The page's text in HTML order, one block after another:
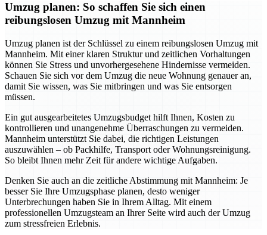
Umzug planen: So schaffen Sie sich einen
reibungslosen Umzug mit Mannheim
Umzug planen ist der Schlüssel zu einem reibungslosen Umzug mit
Mannheim. Mit einer klaren Struktur und zeitlichen Vorhaltungen
können Sie Stress und unvorhergesehene Hindernisse vermeiden.
Schauen Sie sich vor dem Umzug die neue Wohnung genauer an,
damit Sie wissen, was Sie mitbringen und was Sie entsorgen
müssen.
Ein gut ausgearbeitetes Umzugsbudget hilft Ihnen, Kosten zu
kontrollieren und unangenehme Überraschungen zu vermeiden.
Mannheim unterstützt Sie dabei, die richtigen Leistungen
auszuwählen – ob Packhilfe, Transport oder Wohnungsreinigung.
So bleibt Ihnen mehr Zeit für andere wichtige Aufgaben.
Denken Sie auch an die zeitliche Abstimmung mit Mannheim: Je
besser Sie Ihre Umzugsphase planen, desto weniger
Unterbrechungen haben Sie in Ihrem Alltag. Mit einem
professionellen Umzugsteam an Ihrer Seite wird auch der Umzug
zum stressfreien Erlebnis.